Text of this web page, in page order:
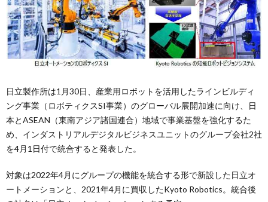
日立製作所は1月30日、産業用ロボットを活用したラインビルディ
ング事業（ロボティクスSI事業）のグローバル展開加速に向け、日
本とASEAN（東南アジア諸国連合）地域で事業基盤を強化するた
め、インダストリアルデジタルビジネスユニットのグループ会社2社
を4月1日付で統合すると発表した。
対象は2022年4月にグループの機能を統合する形で新設した日立オ
ートメーションと、2021年4月に買収したKyoto Robotics。統合後